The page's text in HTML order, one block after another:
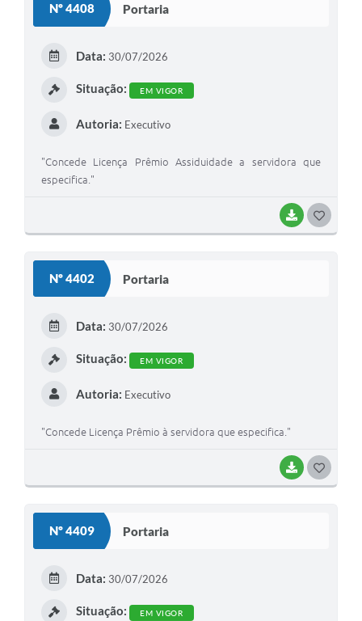
Nº 4408 Portaria
BAIXAR
Data: 30/07/2026
Situação: EM VIGOR
Autoria: Executivo
"Concede Licença Prêmio Assiduidade a servidora que
especifica."
Nº 4402 Portaria
BAIXAR
Data: 30/07/2026
Situação: EM VIGOR
Autoria: Executivo
"Concede Licença Prêmio à servidora que especifica."
Nº 4409 Portaria
Data: 30/07/2026
Situação: EM VIGOR